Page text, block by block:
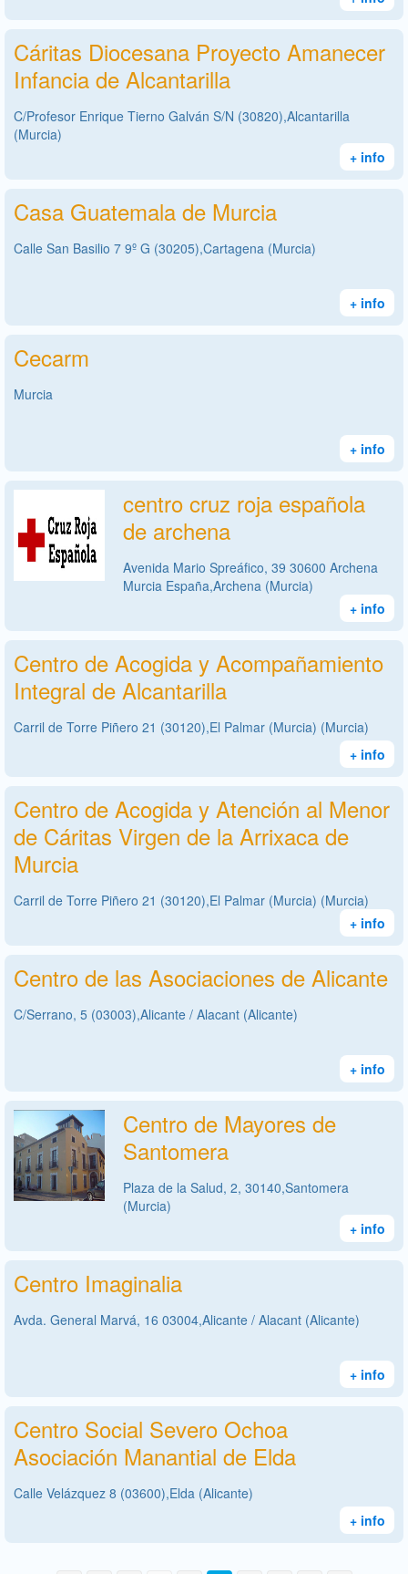
Cáritas Diocesana Proyecto Amanecer
Infancia de Alcantarilla
C/Profesor Enrique Tierno Galván S/N (30820),Alcantarilla
(Murcia)
+ info
Casa Guatemala de Murcia
Calle San Basilio 7 9º G (30205),Cartagena (Murcia)
+ info
Cecarm
Murcia
+ info
centro cruz roja española
de archena
Avenida Mario Spreáfico, 39 30600 Archena
Murcia España,Archena (Murcia)
+ info
Centro de Acogida y Acompañamiento
Integral de Alcantarilla
Carril de Torre Piñero 21 (30120),El Palmar (Murcia) (Murcia)
+ info
Centro de Acogida y Atención al Menor
de Cáritas Virgen de la Arrixaca de
Murcia
Carril de Torre Piñero 21 (30120),El Palmar (Murcia) (Murcia)
+ info
Centro de las Asociaciones de Alicante
C/Serrano, 5 (03003),Alicante / Alacant (Alicante)
+ info
Centro de Mayores de
Santomera
Plaza de la Salud, 2, 30140,Santomera
(Murcia)
+ info
Centro Imaginalia
Avda. General Marvá, 16 03004,Alicante / Alacant (Alicante)
+ info
Centro Social Severo Ochoa
Asociación Manantial de Elda
Calle Velázquez 8 (03600),Elda (Alicante)
+ info